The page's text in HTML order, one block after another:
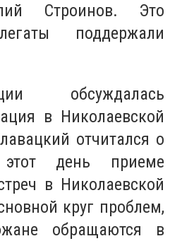
Строинов. Это
поддержали
обсуждалась
в Николаевской
отчитался о
день приеме
в Николаевской
круг проблем,
обращаются в